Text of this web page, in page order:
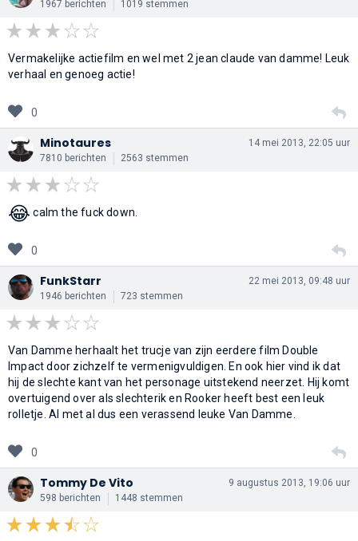
1967 berichten 1019 stemmen
Vermakelijke actiefilm en wel met 2 jean claude van damme! Leuk
verhaal en genoeg actie!
0
Minotaures
7810 berichten 2563 stemmen
14 mei 2013, 22:05 uur
😂 calm the fuck down.
0
FunkStarr
1946 berichten 723 stemmen
22 mei 2013, 09:48 uur
Van Damme herhaalt het trucje van zijn eerdere film Double
Impact door zichzelf te vermenigvuldigen. En ook hier vind ik dat
hij de slechte kant van het personage uitstekend neerzet. Hij komt
overtuigend over als slechterik en Rooker heeft best een leuk
rolletje. Al met al dus een verassend leuke Van Damme.
0
Tommy De Vito
598 berichten 1448 stemmen
9 augustus 2013, 19:06 uur